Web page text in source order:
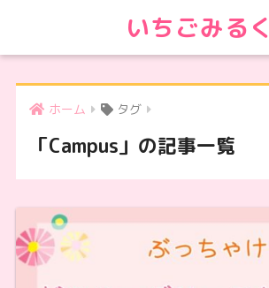
いちごみるく
ホーム タグ
「Campus」の記事一覧